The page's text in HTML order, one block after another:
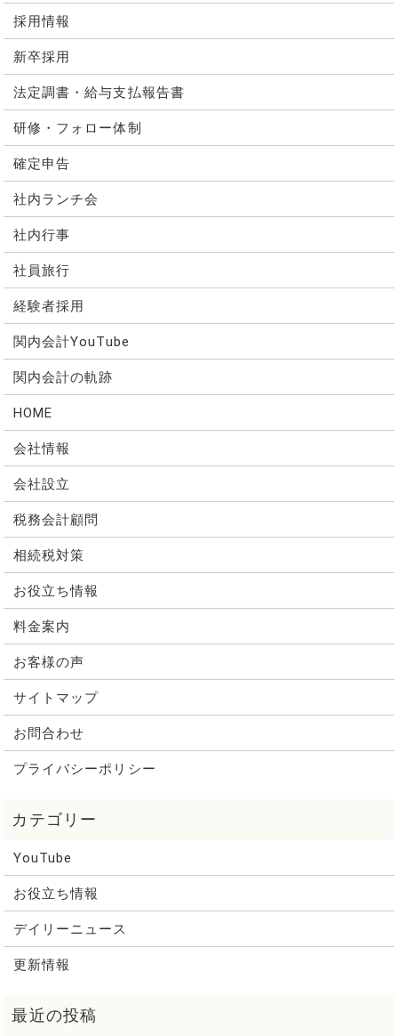
採用情報
新卒採用
法定調書・給与支払報告書
研修・フォロー体制
確定申告
社内ランチ会
社内行事
社員旅行
経験者採用
関内会計YouTube
関内会計の軌跡
HOME
会社情報
会社設立
税務会計顧問
相続税対策
お役立ち情報
料金案内
お客様の声
サイトマップ
お問合わせ
プライバシーポリシー
YouTube
お役立ち情報
デイリーニュース
更新情報